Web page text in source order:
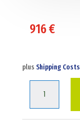
916€
plus Shipping Costs